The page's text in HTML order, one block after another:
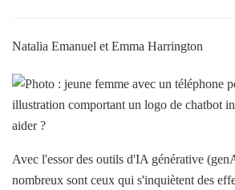
Natalia Emanuel et Emma Harrington
Avec l'essor des outils d'IA générative
nombreux sont ceux qui s'inquiètent des